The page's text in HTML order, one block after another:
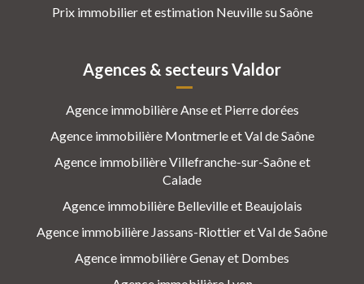
Prix immobilier et estimation Neuville su Saône
Agences & secteurs Valdor
Agence immobilière Anse et Pierre dorées
Agence immobilière Montmerle et Val de Saône
Agence immobilière Villefranche-sur-Saône et
Calade
Agence immobilière Belleville et Beaujolais
Agence immobilière Jassans-Riottier et Val de Saône
Agence immobilière Genay et Dombes